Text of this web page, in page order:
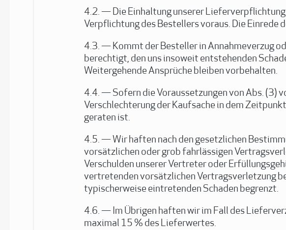
Die Einhaltung unserer
Verpflichtung des Bestellers voraus. Die
Kommt der Besteller in Annahmeverzug
berechtigt, den uns insoweit entstehenden
Weitergehende Ansprüche bleiben vorbehalten.
Sofern die Voraussetzungen von Abs. (3)
Verschlechterung der Kaufsache in dem
geraten ist.
Wir haften nach den gesetzlichen
vorsätzlichen oder grob fahrlässigen
Verschulden unserer Vertreter oder
vertretenden vorsätzlichen Vertragsverletzung
typischerweise eintretenden Schaden begrenzt.
Im Übrigen haften wir im Fall des
maximal 15 % des Lieferwertes.